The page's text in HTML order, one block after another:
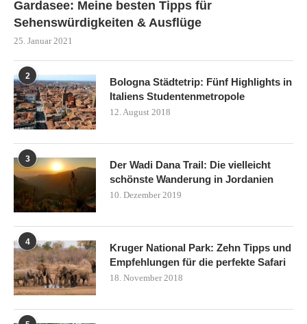
Gardasee: Meine besten Tipps für
Sehenswürdigkeiten & Ausflüge
25. Januar 2021
2
Bologna Städtetrip: Fünf Highlights in
Italiens Studentenmetropole
12. August 2018
3
Der Wadi Dana Trail: Die vielleicht
schönste Wanderung in Jordanien
10. Dezember 2019
4
Kruger National Park: Zehn Tipps und
Empfehlungen für die perfekte Safari
18. November 2018